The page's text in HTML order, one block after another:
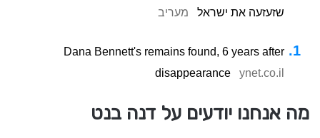
שזעזעה את ישראל
מעריב
Dana Bennett's remains found, 6 years after
disappearance
ynet.co.il
מה אנחנו יודעים על דנה בנט